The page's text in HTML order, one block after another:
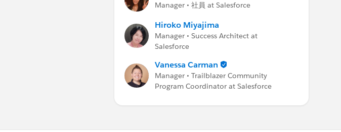
Manager • 社員 at Salesforce
Hiroko Miyajima
Manager • Success Architect at
Salesforce
Vanessa Carman
Manager • Trailblazer Community
Program Coordinator at Salesforce